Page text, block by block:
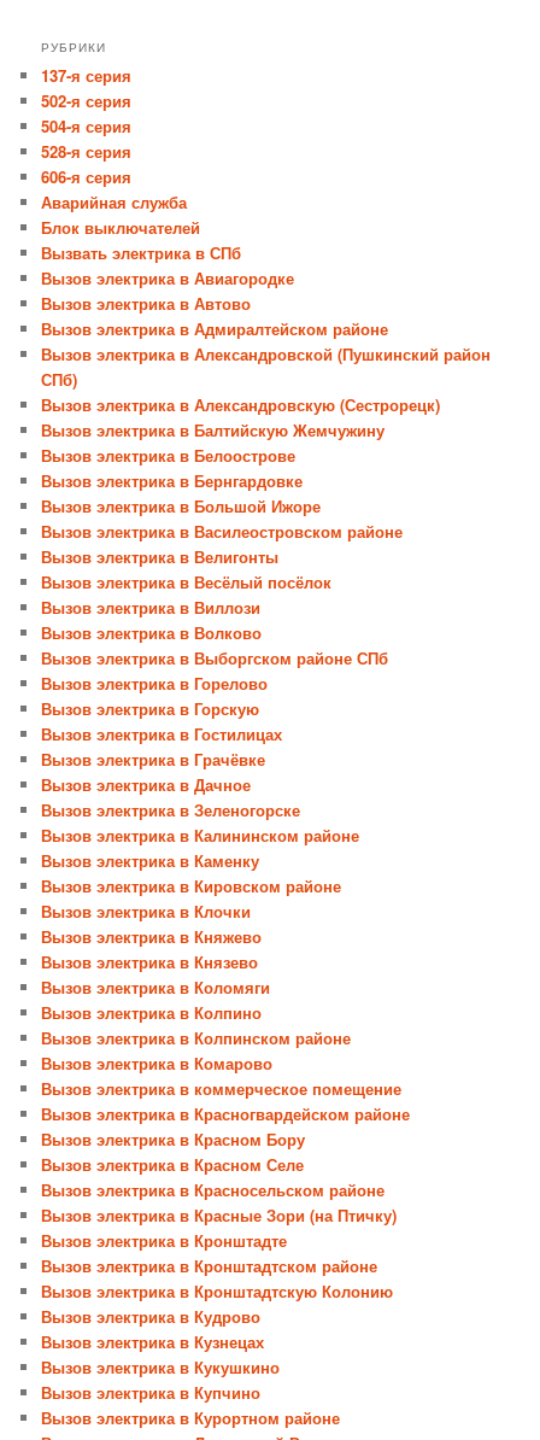
РУБРИКИ
137-я серия
502-я серия
504-я серия
528-я серия
606-я серия
Аварийная служба
Блок выключателей
Вызвать электрика в СПб
Вызов электрика в Авиагородке
Вызов электрика в Автово
Вызов электрика в Адмиралтейском районе
Вызов электрика в Александровской (Пушкинский район
СПб)
Вызов электрика в Александровскую (Сестрорецк)
Вызов электрика в Балтийскую Жемчужину
Вызов электрика в Белоострове
Вызов электрика в Бернгардовке
Вызов электрика в Большой Ижоре
Вызов электрика в Василеостровском районе
Вызов электрика в Велигонты
Вызов электрика в Весёлый посёлок
Вызов электрика в Виллози
Вызов электрика в Волково
Вызов электрика в Выборгском районе СПб
Вызов электрика в Горелово
Вызов электрика в Горскую
Вызов электрика в Гостилицах
Вызов электрика в Грачёвке
Вызов электрика в Дачное
Вызов электрика в Зеленогорске
Вызов электрика в Калининском районе
Вызов электрика в Каменку
Вызов электрика в Кировском районе
Вызов электрика в Клочки
Вызов электрика в Княжево
Вызов электрика в Князево
Вызов электрика в Коломяги
Вызов электрика в Колпино
Вызов электрика в Колпинском районе
Вызов электрика в Комарово
Вызов электрика в коммерческое помещение
Вызов электрика в Красногвардейском районе
Вызов электрика в Красном Бору
Вызов электрика в Красном Селе
Вызов электрика в Красносельском районе
Вызов электрика в Красные Зори (на Птичку)
Вызов электрика в Кронштадте
Вызов электрика в Кронштадтском районе
Вызов электрика в Кронштадтскую Колонию
Вызов электрика в Кудрово
Вызов электрика в Кузнецах
Вызов электрика в Кукушкино
Вызов электрика в Купчино
Вызов электрика в Курортном районе